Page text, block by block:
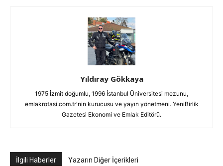
Yıldıray Gökkaya
1975 İzmit doğumlu, 1996 İstanbul Üniversitesi mezunu,
emlakrotasi.com.tr'nin kurucusu ve yayın yönetmeni. YeniBirlik
Gazetesi Ekonomi ve Emlak Editörü.
İlgili Haberler Yazarın Diğer İçerikleri